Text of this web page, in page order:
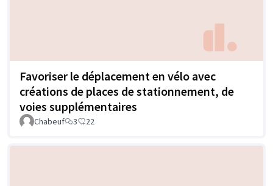
Favoriser le déplacement en vélo avec
créations de places de stationnement, de
voies supplémentaires
Chabeuf 3 22